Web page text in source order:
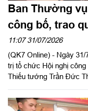
Ban Thường
công bố, trao
bộ
11:07 31/07/2026
(QK7 Online) - Ngày
trị tổ chức Hội nghị công
Thiếu tướng Trần Đức
cán bộ.